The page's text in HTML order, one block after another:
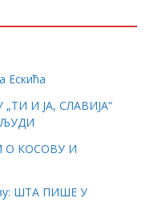
Ескића
„ТИ И ЈА, СЛАВИЈА“
ЉУДИ
О КОСОВУ И
ШТА ПИШЕ У